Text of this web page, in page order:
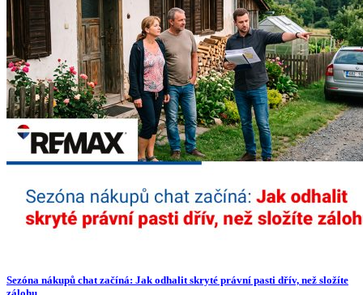
Sezóna nákupů chat začíná: Jak odhalit skryté právní pasti dřív, než složíte